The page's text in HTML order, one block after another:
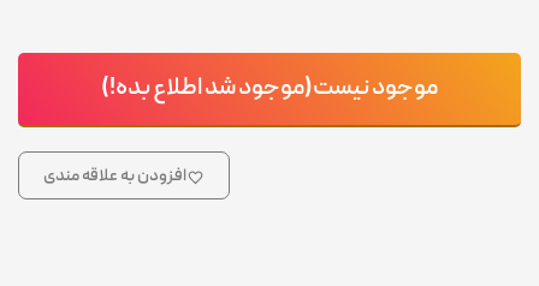
موجود نیست(موجود شد اطلاع بده!)
افزودن به علاقه مندی